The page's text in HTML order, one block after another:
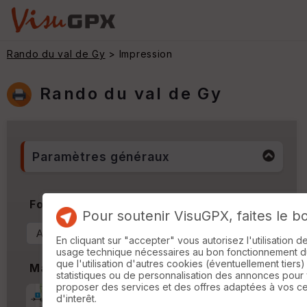
Rando du val de Gy > Impression
Rando du val de Gy
Paramètres généraux
Format & Orientation
Marges
Pour soutenir VisuGPX, faites le
En cliquant sur "accepter" vous autorisez l'utilisation
usage technique nécessaires au bon fonctionnement
que l'utilisation d'autres cookies (éventuellement
statistiques ou de personnalisation des annonces pour
proposer des services et des offres adaptées à vos
d'interêt.